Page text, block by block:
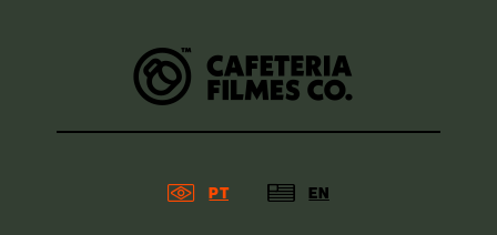
PT EN